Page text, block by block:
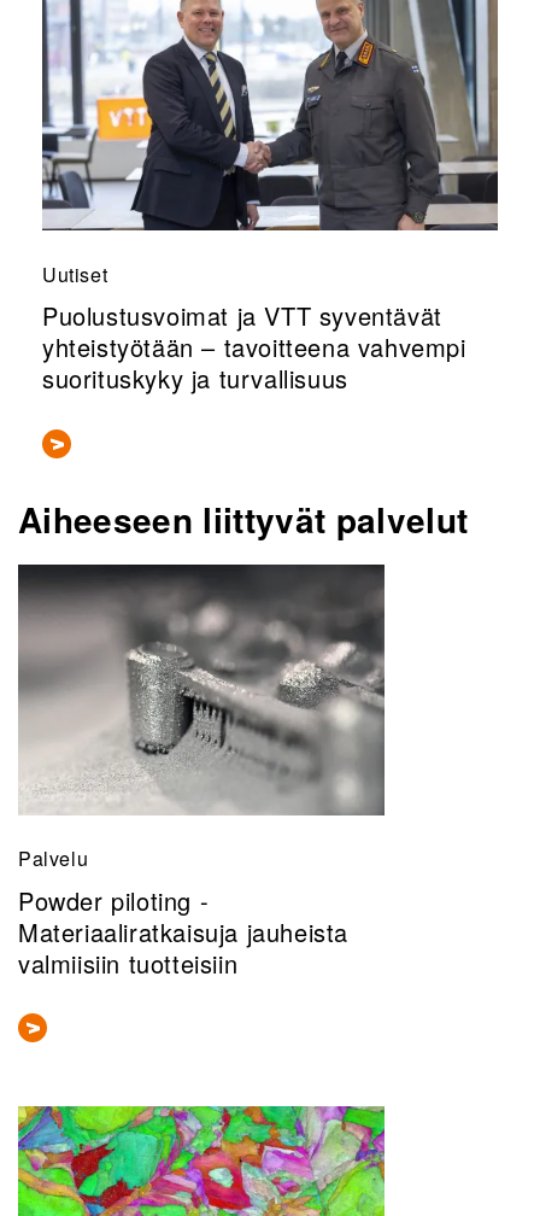
Uutiset
Puolustusvoimat ja VTT syventävät
yhteistyötään – tavoitteena vahvempi
suorituskyky ja turvallisuus
Aiheeseen liittyvät palvelut
Palvelu
Powder piloting -
Materiaaliratkaisuja jauheista
valmiisiin tuotteisiin